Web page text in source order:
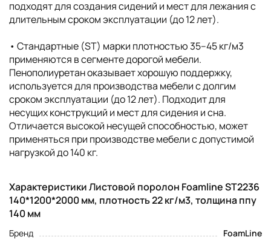
подходят для создания сидений и мест для лежания с
длительным сроком эксплуатации (до 12 лет).
• Стандартные (ST) марки плотностью 35–45 кг/м3
применяются в сегменте дорогой мебели.
Пенополиуретан оказывает хорошую поддержку,
используется для производства мебели с долгим
сроком эксплуатации (до 12 лет). Подходит для
несущих конструкций и мест для сидения и сна.
Отличается высокой несущей способностью, может
применяться при производстве мебели с допустимой
нагрузкой до 140 кг.
Характеристики Листовой поролон Foamline ST2236
140*1200*2000 мм, плотность 22 кг/м3, толщина ппу
140 мм
Бренд
FoamLine